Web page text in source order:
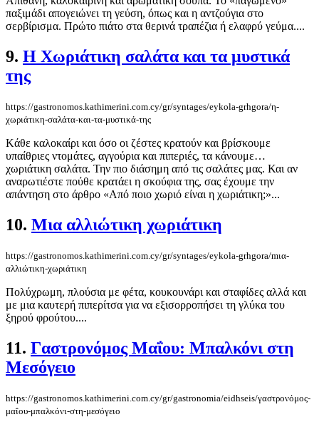
παξιμάδι απογειώνει τη γεύση, όπως και η αντζούγια στο
σερβίρισμα. Πρώτο πιάτο στα θερινά τραπέζια ή ελαφρύ γεύμα....
9. Η Χωριάτικη σαλάτα και τα μυστικά
της
https://gastronomos.kathimerini.com.cy/gr/syntages/eykola-grhgora/η-
χωριάτικη-σαλάτα-και-τα-μυστικά-της
Kάθε καλοκαίρι και όσο οι ζέστες κρατούν και βρίσκουμε
υπαίθριες ντομάτες, αγγούρια και πιπεριές, τα κάνουμε…
χωριάτικη σαλάτα. Την πιο διάσημη από τις σαλάτες μας. Και αν
αναρωτιέστε πούθε κρατάει η σκούφια της, σας έχουμε την
απάντηση στο άρθρο «Από ποιο χωριό είναι η χωριάτικη;»...
10. Mια αλλιώτικη χωριάτικη
https://gastronomos.kathimerini.com.cy/gr/syntages/eykola-grhgora/mια-
αλλιώτικη-χωριάτικη
Πολύχρωμη, πλούσια με φέτα, κουκουνάρι και σταφίδες αλλά και
με μια καυτερή πιπερίτσα για να εξισορροπήσει τη γλύκα του
ξηρού φρούτου....
11. Γαστρονόμος Μαΐου: Μπαλκόνι στη
Μεσόγειο
https://gastronomos.kathimerini.com.cy/gr/gastronomia/eidhseis/γαστρονόμος-
μαΐου-μπαλκόνι-στη-μεσόγειο